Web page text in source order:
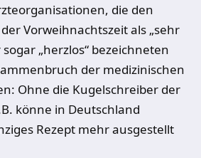
die den
Vorweihnachtszeit als „sehr
„herzlos“ bezeichneten
der medizinischen
Ohne die Kugelschreiber der
könne in Deutschland
Rezept mehr ausgestellt